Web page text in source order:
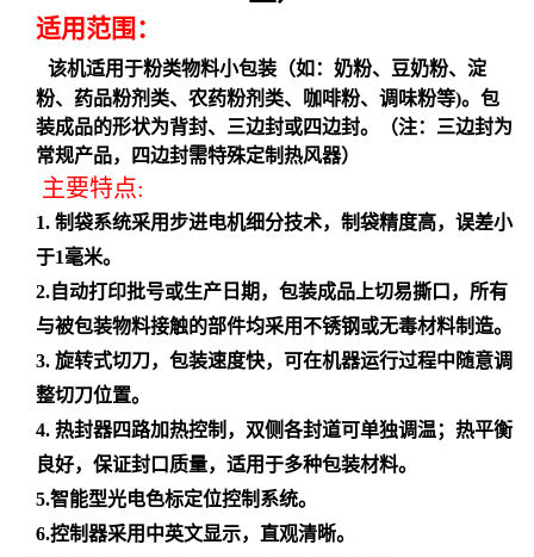
适用范围：
该机适用于粉类物料小包装（如：奶粉、豆奶粉、淀
粉、药品粉剂类、农药粉剂类、咖啡粉、调味粉等)。包
装成品的形状为背封、三边封或四边封。（注：三边封为
常规产品，四边封需特殊定制热风器）
主要特点:
1. 制袋系统采用步进电机细分技术，制袋精度高，误差小
于1毫米。
2.自动打印批号或生产日期，包装成品上切易撕口，所有
与被包装物料接触的部件均采用不锈钢或无毒材料制造。
3. 旋转式切刀，包装速度快，可在机器运行过程中随意调
整切刀位置。
4. 热封器四路加热控制，双侧各封道可单独调温；热平衡
良好，保证封口质量，适用于多种包装材料。
5.智能型光电色标定位控制系统。
6.控制器采用中英文显示，直观清晰。